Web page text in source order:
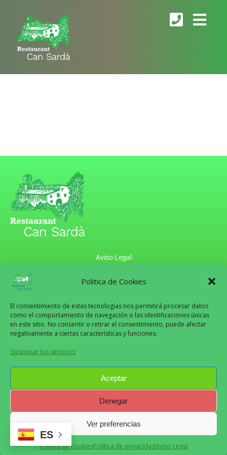
Politica de Cookies
El consentimiento de estas tecnologías nos permitirá procesar datos
como el comportamiento de navegación o las identificaciones únicas
en este sitio. No consentir o retirar el consentimiento, puede afectar
negativamente a ciertas características y funciones.
Gestionar los servicios
Aceptar
Denegar
Ver preferencias
Política de cookiesPolítica de privacidadAviso Legal
Aviso Legal
Políticas de Cookies
Can Sardà
Recomendado
Restaurant Guru
ES